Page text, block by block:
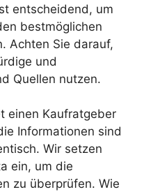
entscheidend, um
bestmöglichen
Achten Sie darauf,
und
Quellen nutzen.
einen Kaufratgeber
Informationen sind
Wir setzen
ein, um die
zu überprüfen. Wie